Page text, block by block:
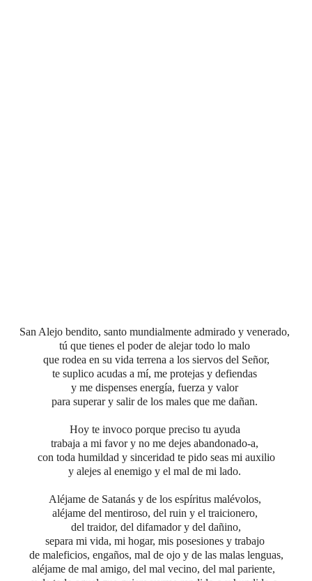
San Alejo bendito, santo mundialmente admirado y venerado,
tú que tienes el poder de alejartodo lo malo
que rodea en su vida terrena a los siervos del Señor,
te suplico acudas a mí, me protejas y defiendas
y me dispenses energía, fuerza y valor
para superar y salir de los males que me dañan.
Hoy te invoco porque preciso tu ayuda
trabaja a mi favor y no me dejes abandonado-a,
con toda humildad y sinceridad te pido seas mi auxilio
y alejes al enemigo y el mal de mi lado.
Aléjame de Satanás y de los espíritus malévolos,
aléjame del mentiroso, del ruin y el traicionero,
del traidor, del difamador y del dañino,
separa mi vida, mi hogar, mis posesiones y trabajo
de maleficios, engaños, mal de ojo y de las malas lenguas,
aléjame de mal amigo, del mal vecino, del mal pariente,